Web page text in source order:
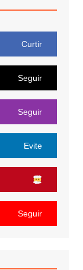
Curtir
Seguir
Seguir
Evite
Seguir